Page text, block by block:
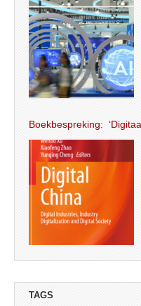
Boekbespreking:
TAGS